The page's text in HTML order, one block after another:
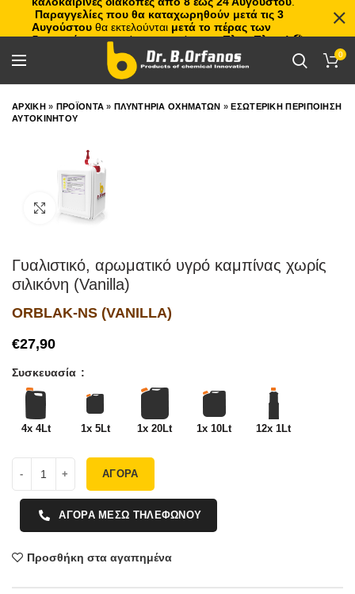
0
ΑΡΧΙΚΗ» ΠΡΟΪΟΝΤΑ »ΠΛΥΝΤΗΡΙΑ ΟΧΗΜΑΤΩΝ »ΕΣΩΤΕΡΙΚΗ ΠΕΡΙΠΟΙΗΣΗ
ΑΥΤΟΚΙΝΗΤΟΥ
Γυαλιστικό, αρωματικό υγρό καμπίνας χωρίς
σιλικόνη (Vanilla)
ORBLAK-NS (VANILLA)
€
Συσκευασία
4x 4Lt 1x 5Lt 1x 20Lt 1x 10Lt 12x 1Lt
ΑΓΟΡΑ
ΑΓΟΡΑ ΜΕΣΩ ΤΗΛΕΦΩΝΟΥ
Προσθήκη στα αγαπημένα
Παραγγελίες που θα καταχωρηθούν μετά τις 3
Αυγούστου θα εκτελούνται μετά το πέρας των
διακοπών, με σειρά προτεραιότητας.Πλιτς Πλατς!🏖️🌊